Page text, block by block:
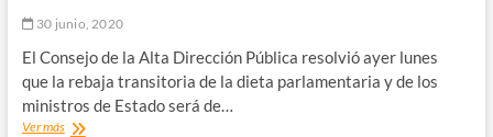
liderazgo
ante
situaciones
de
30 junio, 2020
El Consejo de la Alta Dirección Pública resolvió ayer lunes
que la rebaja transitoria de la dieta parlamentaria y de los
ministros de Estado será de…
Ver másAlta